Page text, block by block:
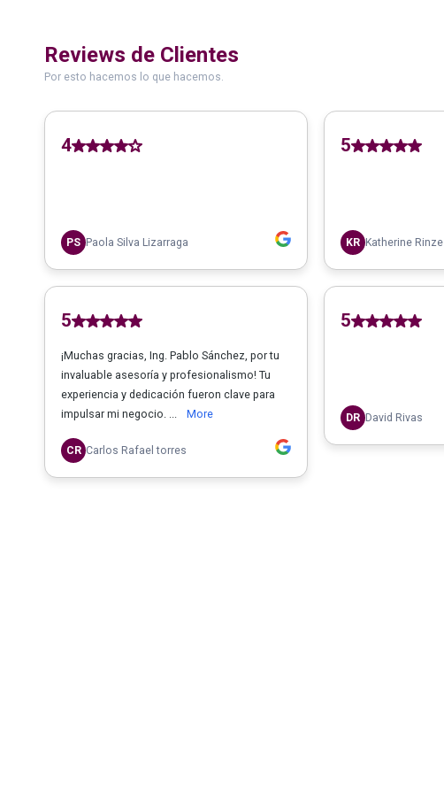
Reviews de Clientes
Por esto hacemos lo que hacemos.
4
PS Paola Silva Lizarraga
5
¡Muchas gracias, Ing. Pablo Sánchez, por tu
invaluable asesoría y profesionalismo! Tu
experiencia y dedicación fueron clave para
impulsar mi negocio. ...
More
CR Carlos Rafael torres
5
KR Katherine Rinze
5
DR David Rivas